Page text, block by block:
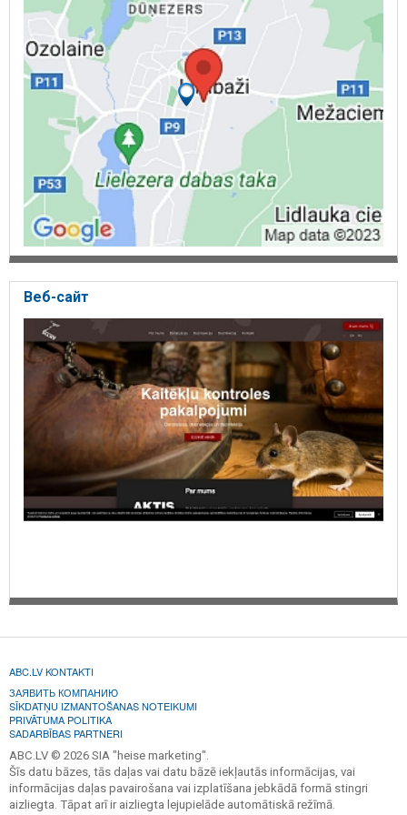
Веб-сайт
ABC.LV KONTAKTI
ЗАЯВИТЬ КОМПАНИЮ
SĪKDATŅU IZMANTOŠANAS NOTEIKUMI
PRIVĀTUMA POLITIKA
SADARBĪBAS PARTNERI
ABC.LV © 2026 SIA "heise marketing".
Šīs datu bāzes, tās daļas vai datu bāzē iekļautās informācijas, vai
informācijas daļas pavairošana vai izplatīšana jebkādā formā stingri
aizliegta. Tāpat arī ir aizliegta lejupielāde automātiskā režīmā.